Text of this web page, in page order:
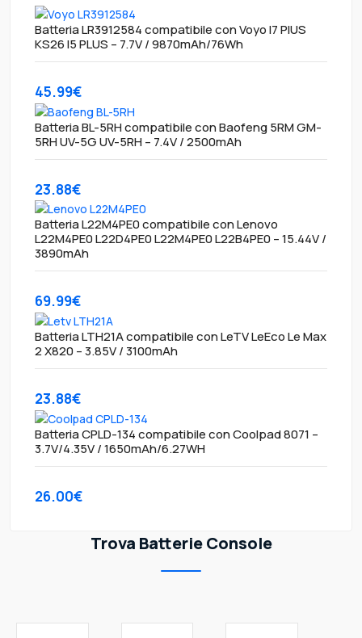
Batteria LR3912584 compatibile con Voyo I7 PlUS
KS26 I5 PLUS – 7.7V / 9870mAh/76Wh
45.99€
Batteria BL-5RH compatibile con Baofeng 5RM GM-
5RH UV-5G UV-5RH – 7.4V / 2500mAh
23.88€
Batteria L22M4PE0 compatibile con Lenovo
L22M4PE0 L22D4PE0 L22M4PE0 L22B4PE0 – 15.44V /
3890mAh
69.99€
Batteria LTH21A compatibile con LeTV LeEco Le Max
2 X820 – 3.85V / 3100mAh
23.88€
Batteria CPLD-134 compatibile con Coolpad 8071 –
3.7V/4.35V / 1650mAh/6.27WH
26.00€
Trova Batterie Console